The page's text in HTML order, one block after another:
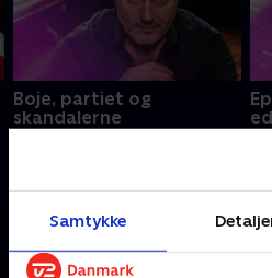
Samtykke
Boje, partiet og
skandalerne
falder alt fra hinanden – og
hvor han begyndte: Helt alene.